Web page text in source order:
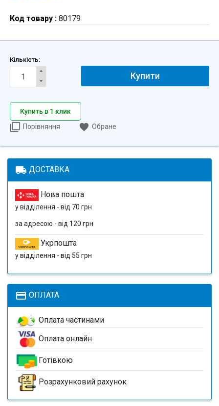
Код товару : 80179
Кількість:
Купити
Купить в 1 клик
Порівняння
Обране
local_shipping ДОСТАВКА
Нова пошта
у відділення - від 70 грн
за адресою - від 120 грн
Укрпошта
у відділення - від 55 грн
payment ОПЛАТА
Оплата частинами
Оплата онлайн
Готівкою
Розрахунковий рахунок